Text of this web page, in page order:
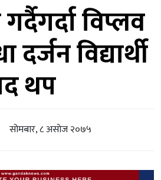
विप्लव
विद्यार्थी
थप
सोमबार, ८ असाेज २०७५